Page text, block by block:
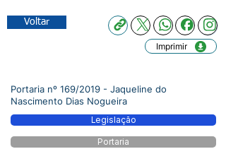
Voltar
Imprimir
Portaria nº 169/2019 - Jaqueline do
Nascimento Dias Nogueira
Legislação
Portaria